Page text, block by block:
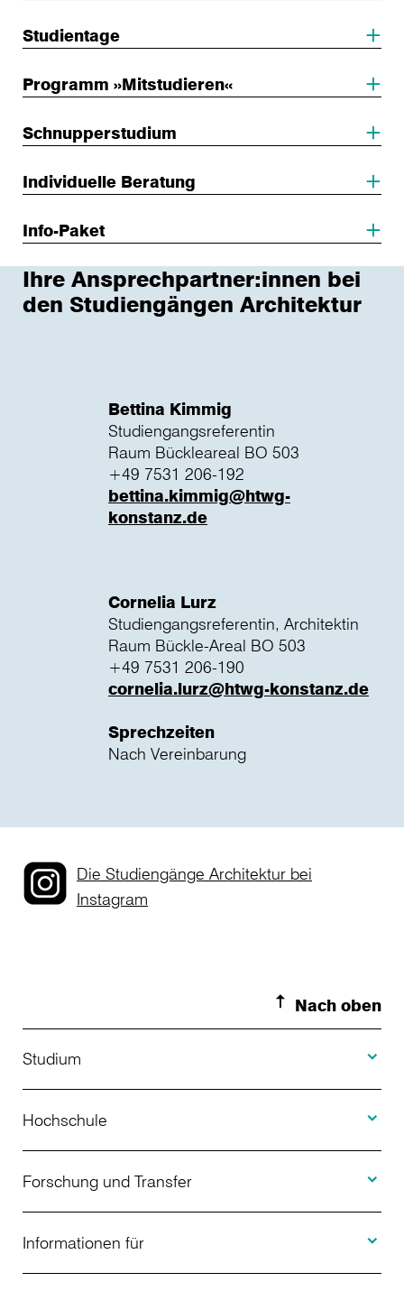
Studientage
Programm »Mitstudieren«
Schnupperstudium
Individuelle Beratung
Info-Paket
Ihre Ansprechpartner:innen bei
den Studiengängen Architektur
Bettina Kimmig
Studiengangsreferentin
Raum Bückleareal BO 503
+49 7531 206-192
bettina.kimmig@htwg-
konstanz.de
Cornelia Lurz
Studiengangsreferentin, Architektin
Raum Bückle-Areal BO 503
+49 7531 206-190
cornelia.lurz@htwg-konstanz.de
Sprechzeiten
Nach Vereinbarung
Die Studiengänge Architektur bei
Instagram
Nach oben
Studium
Studienangebot
Bewerbung
Studienberatung
Hochschule
Über uns
Aktuelles
Forschung und Transfer
Projekte
Informationen für